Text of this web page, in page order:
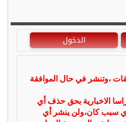
الدخول
،وتنشر في حال الموافقة
الاخبارية بحق حذف أي
سبب كان،ولن ينشر أي